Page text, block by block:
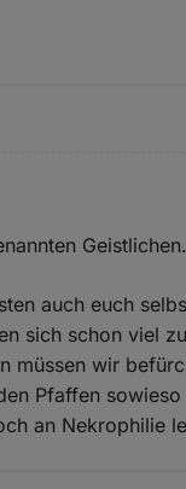
Geistlichen.
auch euch
sich schon viel
müssen wir
Pfaffen
an Nekrophilie